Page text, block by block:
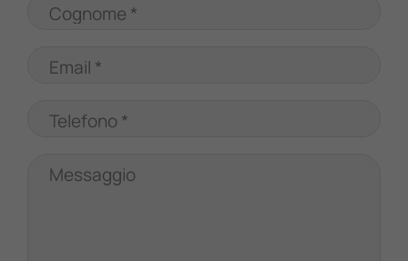
Cognome *
Email *
Telefono *
Messaggio